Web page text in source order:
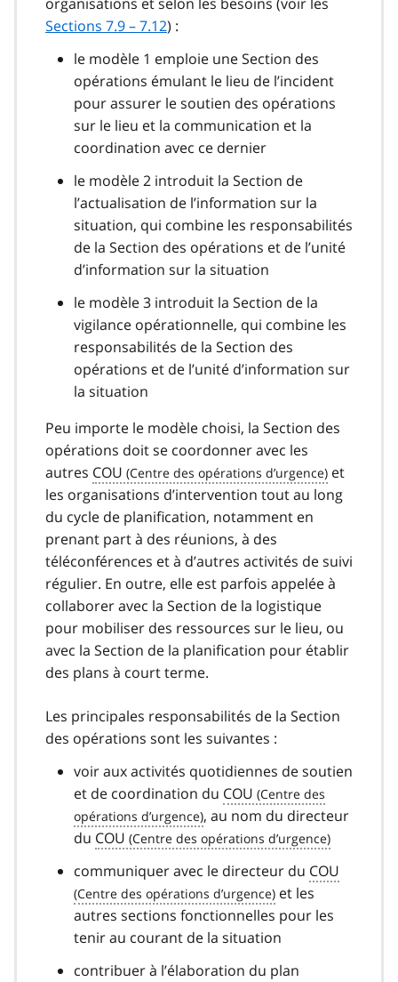
Sections 7.9 – 7.12) :
le modèle 1 emploie une Section des
opérations émulant le lieu de l’incident
pour assurer le soutien des opérations
sur le lieu et la communication et la
coordination avec ce dernier
le modèle 2 introduit la Section de
l’actualisation de l’information sur la
situation, qui combine les responsabilités
de la Section des opérations et de l’unité
d’information sur la situation
le modèle 3 introduit la Section de la
vigilance opérationnelle, qui combine les
responsabilités de la Section des
opérations et de l’unité d’information sur
la situation
Peu importe le modèle choisi, la Section des
opérations doit se coordonner avec les
autres COU
et
les organisations d’intervention tout au long
du cycle de planification, notamment en
prenant part à des réunions, à des
téléconférences et à d’autres activités de suivi
régulier. En outre, elle est parfois appelée à
collaborer avec la Section de la logistique
pour mobiliser des ressources sur le lieu, ou
avec la Section de la planification pour établir
des plans à court terme.
Les principales responsabilités de la Section
des opérations sont les suivantes :
voir aux activités quotidiennes de soutien
et de coordination du COU
, au nom du directeur
du COU
communiquer avec le directeur du COU
et les
autres sections fonctionnelles pour les
tenir au courant de la situation
contribuer à l’élaboration du plan